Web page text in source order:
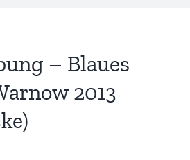
– Blaues
2013